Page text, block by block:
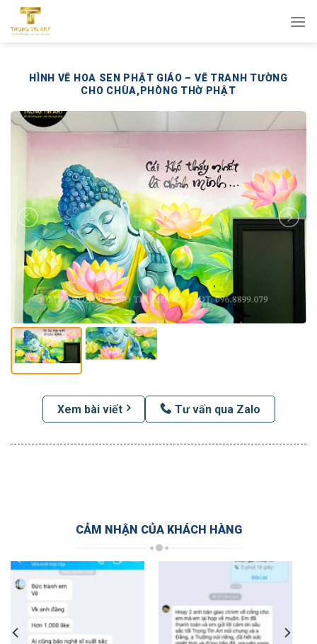
qua
HÌNH VẼ HOA SEN PHẬT GIÁO – VẼ TRANH TƯỜNG
CHO CHÙA,PHÒNG THỜ PHẬT
Xem bài viết Tư vấn qua Zalo
CẢM NHẬN CỦA KHÁCH HÀNG